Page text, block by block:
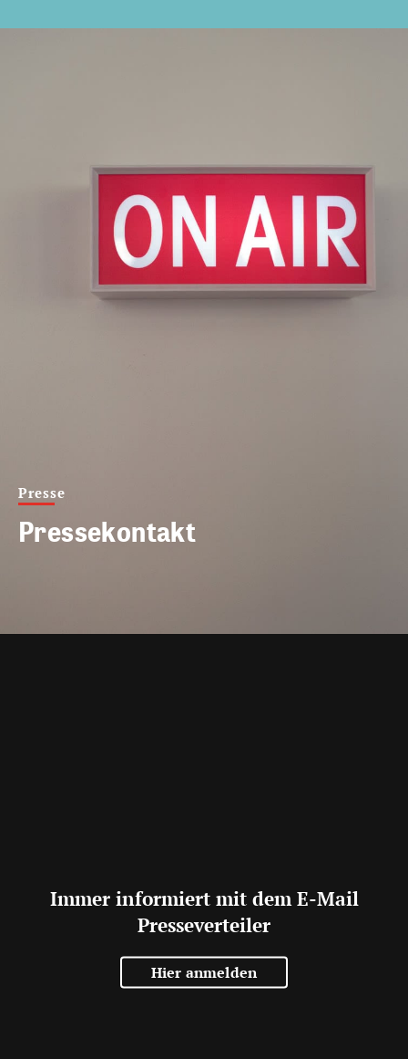
Presse
Pressekontakt
Immer informiert mit dem E-Mail
Presseverteiler
Hier anmelden